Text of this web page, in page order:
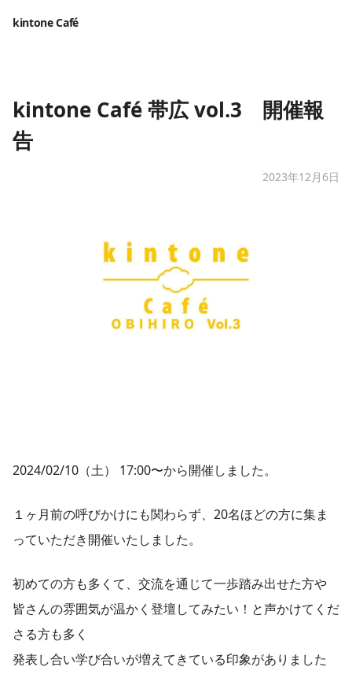
kintone Café
kintone Café 帯広 vol.3 開催報
告
2023年12月6日
2024/02/10（土） 17:00〜から開催しました。
１ヶ月前の呼びかけにも関わらず、20名ほどの方に集ま
っていただき開催いたしました。
初めての方も多くて、交流を通じて一歩踏み出せた方や
皆さんの雰囲気が温かく登壇してみたい！と声かけてくだ
さる方も多く
発表し合い学び合いが増えてきている印象がありました